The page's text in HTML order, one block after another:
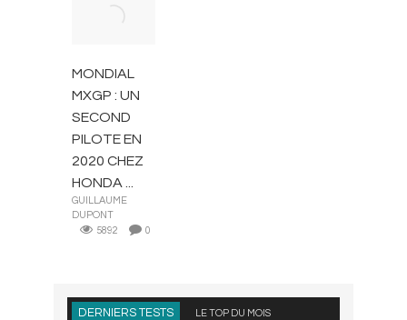
MONDIAL
MXGP : UN
SECOND
PILOTE EN
2020 CHEZ
HONDA ...
GUILLAUME
DUPONT
5892
0
DERNIERS TESTS LE TOP DU MOIS